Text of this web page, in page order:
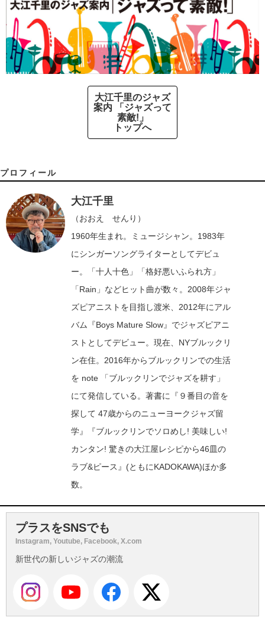
大江千里のジャズ
案内 「ジャズって
素敵!」
トップへ
プロフィール
大江千里
（おおえ せんり）
1960年生まれ。ミュージシャン。1983年
にシンガーソングライターとしてデビュ
ー。「十人十色」「格好悪いふられ方」
「Rain」などヒット曲が数々。2008年ジャ
ズピアニストを目指し渡米、2012年にアル
バム『Boys Mature Slow』でジャズピアニ
ストとしてデビュー。現在、NYブルックリ
ン在住。2016年からブルックリンでの生活
を note 「ブルックリンでジャズを耕す」
にて発信している。著書に『９番目の音を
探して 47歳からのニューヨークジャズ留
学』『ブルックリンでソロめし! 美味しい!
カンタン! 驚きの大江屋レシピから46皿の
ラブ&ピース』(ともにKADOKAWA)ほか多
数。
プラスをSNSでも
Instagram, Youtube, Facebook, X.com
新世代の新しいジャズの潮流